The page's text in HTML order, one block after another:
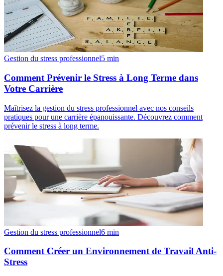
Gestion du stress professionnel5 min
Comment Prévenir le Stress à Long Terme dans
Votre Carrière
Maîtrisez la gestion du stress professionnel avec nos conseils
pratiques pour une carrière épanouissante. Découvrez comment
prévenir le stress à long terme.
Gestion du stress professionnel6 min
Comment Créer un Environnement de Travail Anti-
Stress